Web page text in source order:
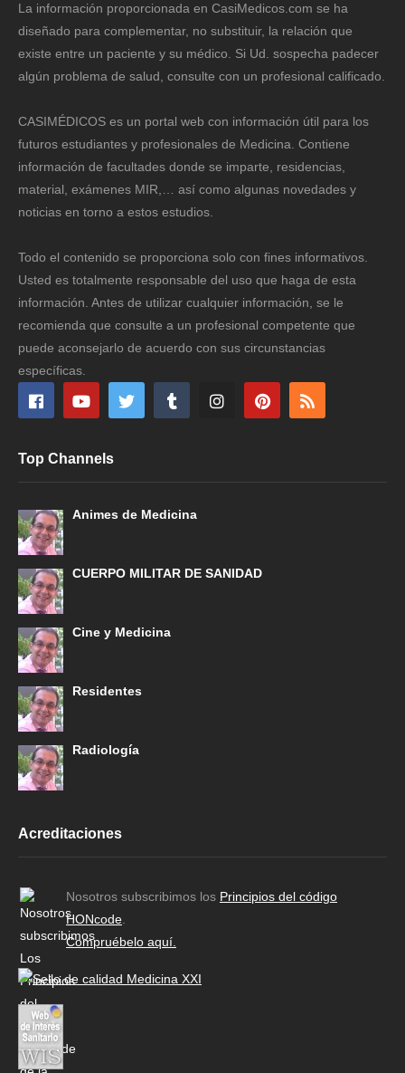
La información proporcionada en CasiMedicos.com se ha
diseñado para complementar, no substituir, la relación que
existe entre un paciente y su médico. Si Ud. sospecha padecer
algún problema de salud, consulte con un profesional calificado.
CASIMÉDICOS es un portal web con información útil para los
futuros estudiantes y profesionales de Medicina. Contiene
información de facultades donde se imparte, residencias,
material, exámenes MIR,… así como algunas novedades y
noticias en torno a estos estudios.
Todo el contenido se proporciona solo con fines informativos.
Usted es totalmente responsable del uso que haga de esta
información. Antes de utilizar cualquier información, se le
recomienda que consulte a un profesional competente que
puede aconsejarlo de acuerdo con sus circunstancias
específicas.
Top Channels
Animes de Medicina
CUERPO MILITAR DE SANIDAD
Cine y Medicina
Residentes
Radiología
Acreditaciones
Nosotros subscribimos los Principios del código
HONcode
Compruébelo aquí.